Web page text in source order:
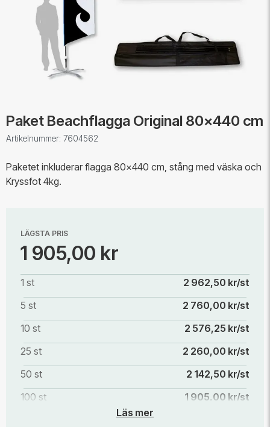
Paket Beachflagga Original 80x440 cm
Artikelnummer: 7604562
Paketet inkluderar flagga 80x440 cm, stång med väska och
Kryssfot 4kg.
LÄGSTA PRIS
1 905,00 kr
1 st
2 962,50 kr/st
5 st
2 760,00 kr/st
10 st
2 576,25 kr/st
25 st
2 260,00 kr/st
50 st
2 142,50 kr/st
100 st
1 905,00 kr/st
Läs mer